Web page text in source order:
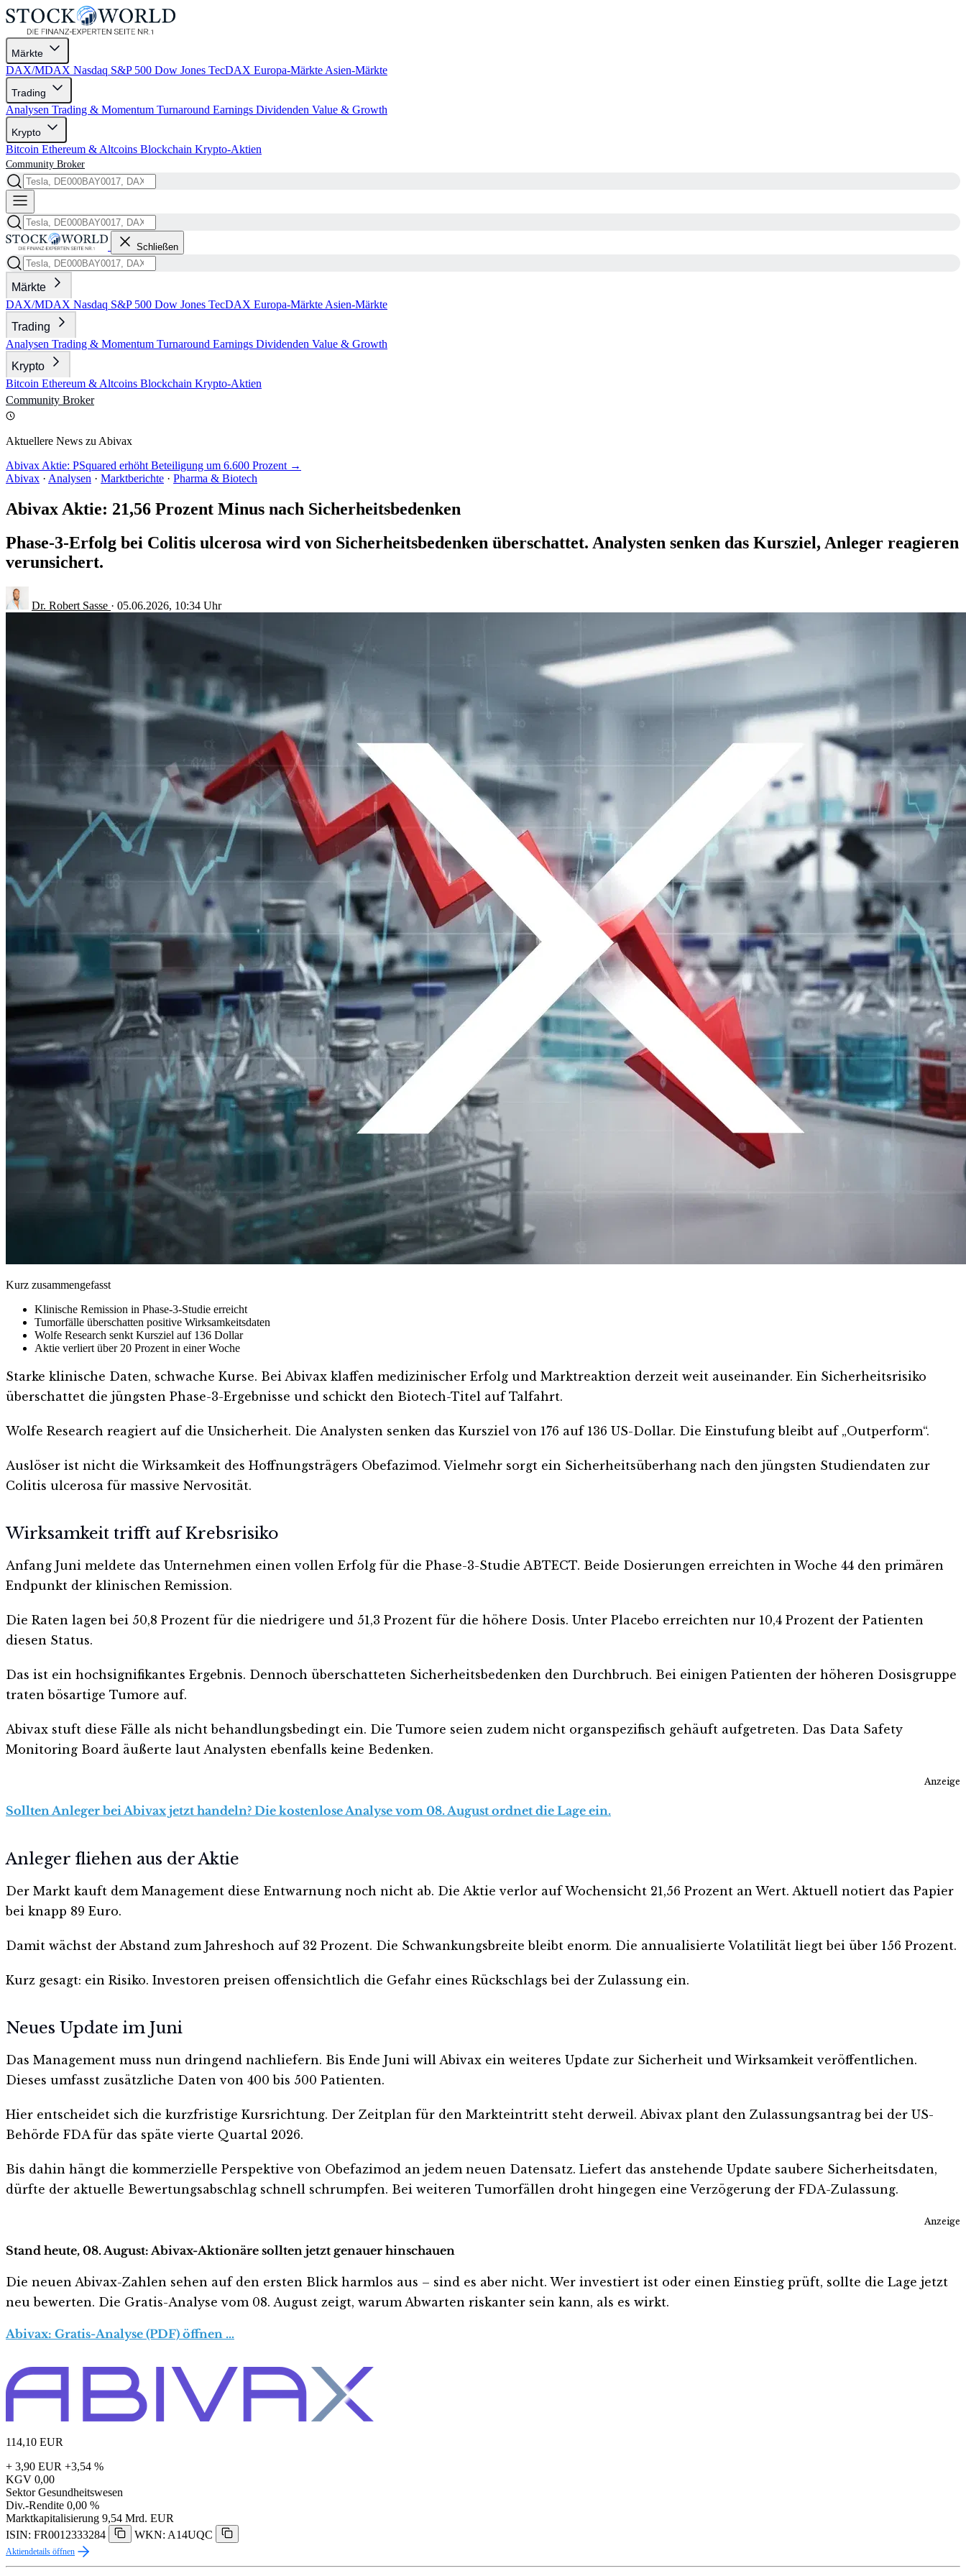
Märkte
DAX/MDAX Nasdaq S&P 500 Dow Jones TecDAX Europa-Märkte Asien-Märkte
Trading
Analysen Trading & Momentum Turnaround Earnings Dividenden Value & Growth
Krypto
Bitcoin Ethereum & Altcoins Blockchain Krypto-Aktien
Community Broker
Schließen
Märkte
DAX/MDAX Nasdaq S&P 500 Dow Jones TecDAX Europa-Märkte Asien-Märkte
Trading
Analysen Trading & Momentum Turnaround Earnings Dividenden Value & Growth
Krypto
Bitcoin Ethereum & Altcoins Blockchain Krypto-Aktien
Community Broker
Aktuellere News zu Abivax
Abivax Aktie: PSquared erhöht Beteiligung um 6.600 Prozent →
Abivax · Analysen · Marktberichte · Pharma & Biotech
Abivax Aktie: 21,56 Prozent Minus nach Sicherheitsbedenken
Phase-3-Erfolg bei Colitis ulcerosa wird von Sicherheitsbedenken überschattet. Analysten senken das Kursziel, Anleger reagieren
verunsichert.
Dr. Robert Sasse · 05.06.2026, 10:34 Uhr
Kurz zusammengefasst
Klinische Remission in Phase-3-Studie erreicht
Tumorfälle überschatten positive Wirksamkeitsdaten
Wolfe Research senkt Kursziel auf 136 Dollar
Aktie verliert über 20 Prozent in einer Woche
Starke klinische Daten, schwache Kurse. Bei Abivax klaffen medizinischer Erfolg und Marktreaktion derzeit weit auseinander. Ein Sicherheitsrisiko
überschattet die jüngsten Phase-3-Ergebnisse und schickt den Biotech-Titel auf Talfahrt.
Wolfe Research reagiert auf die Unsicherheit. Die Analysten senken das Kursziel von 176 auf 136 US-Dollar. Die Einstufung bleibt auf „Outperform“.
Auslöser ist nicht die Wirksamkeit des Hoffnungsträgers Obefazimod. Vielmehr sorgt ein Sicherheitsüberhang nach den jüngsten Studiendaten zur
Colitis ulcerosa für massive Nervosität.
Wirksamkeit trifft auf Krebsrisiko
Anfang Juni meldete das Unternehmen einen vollen Erfolg für die Phase-3-Studie ABTECT. Beide Dosierungen erreichten in Woche 44 den primären
Endpunkt der klinischen Remission.
Die Raten lagen bei 50,8 Prozent für die niedrigere und 51,3 Prozent für die höhere Dosis. Unter Placebo erreichten nur 10,4 Prozent der Patienten
diesen Status.
Das ist ein hochsignifikantes Ergebnis. Dennoch überschatteten Sicherheitsbedenken den Durchbruch. Bei einigen Patienten der höheren Dosisgruppe
traten bösartige Tumore auf.
Abivax stuft diese Fälle als nicht behandlungsbedingt ein. Die Tumore seien zudem nicht organspezifisch gehäuft aufgetreten. Das Data Safety
Monitoring Board äußerte laut Analysten ebenfalls keine Bedenken.
Anzeige
Sollten Anleger bei Abivax jetzt handeln? Die kostenlose Analyse vom 08. August ordnet die Lage ein.
Anleger fliehen aus der Aktie
Der Markt kauft dem Management diese Entwarnung noch nicht ab. Die Aktie verlor auf Wochensicht 21,56 Prozent an Wert. Aktuell notiert das Papier
bei knapp 89 Euro.
Damit wächst der Abstand zum Jahreshoch auf 32 Prozent. Die Schwankungsbreite bleibt enorm. Die annualisierte Volatilität liegt bei über 156 Prozent.
Kurz gesagt: ein Risiko. Investoren preisen offensichtlich die Gefahr eines Rückschlags bei der Zulassung ein.
Neues Update im Juni
Das Management muss nun dringend nachliefern. Bis Ende Juni will Abivax ein weiteres Update zur Sicherheit und Wirksamkeit veröffentlichen.
Dieses umfasst zusätzliche Daten von 400 bis 500 Patienten.
Hier entscheidet sich die kurzfristige Kursrichtung. Der Zeitplan für den Markteintritt steht derweil. Abivax plant den Zulassungsantrag bei der US-
Behörde FDA für das späte vierte Quartal 2026.
Bis dahin hängt die kommerzielle Perspektive von Obefazimod an jedem neuen Datensatz. Liefert das anstehende Update saubere Sicherheitsdaten,
dürfte der aktuelle Bewertungsabschlag schnell schrumpfen. Bei weiteren Tumorfällen droht hingegen eine Verzögerung der FDA-Zulassung.
Anzeige
Stand heute, 08. August: Abivax-Aktionäre sollten jetzt genauer hinschauen
Die neuen Abivax-Zahlen sehen auf den ersten Blick harmlos aus – sind es aber nicht. Wer investiert ist oder einen Einstieg prüft, sollte die Lage jetzt
neu bewerten. Die Gratis-Analyse vom 08. August zeigt, warum Abwarten riskanter sein kann, als es wirkt.
Abivax: Gratis-Analyse (PDF) öffnen …
114,10 EUR
+ 3,90 EUR +3,54 %
KGV 0,00
Sektor Gesundheitswesen
Div.-Rendite 0,00 %
Marktkapitalisierung 9,54 Mrd. EUR
ISIN: FR0012333284
WKN: A14UQC
Aktiendetails öffnen